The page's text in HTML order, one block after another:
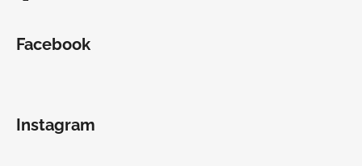
Facebook
Instagram